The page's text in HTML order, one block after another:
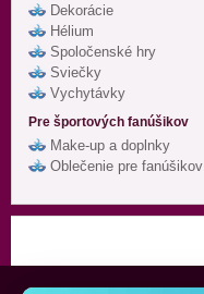
Dekorácie
Hélium
Spoločenské hry
Sviečky
Vychytávky
Pre športových fanúšikov
Make-up a doplnky
Oblečenie pre fanúšikov